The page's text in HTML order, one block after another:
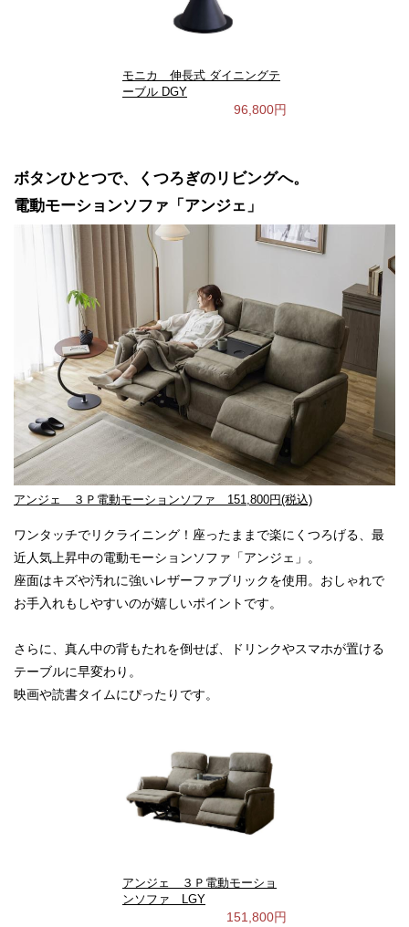
モニカ 伸長式 ダイニングテ
ーブル DGY
96,800円
ボタンひとつで、くつろぎのリビングへ。
電動モーションソファ「アンジェ」
アンジェ ３Ｐ電動モーションソファ 151,800円(税込)
ワンタッチでリクライニング！座ったままで楽にくつろげる、最
近人気上昇中の電動モーションソファ「アンジェ」。
座面はキズや汚れに強いレザーファブリックを使用。おしゃれで
お手入れもしやすいのが嬉しいポイントです。
さらに、真ん中の背もたれを倒せば、ドリンクやスマホが置ける
テーブルに早変わり。
映画や読書タイムにぴったりです。
アンジェ ３Ｐ電動モーショ
ンソファ LGY
151,800円